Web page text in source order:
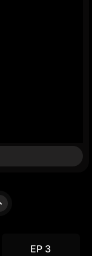
EP 3